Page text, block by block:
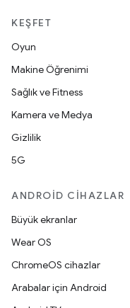
KEŞFET
Oyun
Makine Öğrenimi
Sağlık ve Fitness
Kamera ve Medya
Gizlilik
5G
ANDROID CIHAZLAR
Büyük ekranlar
Wear OS
ChromeOS cihazlar
Arabalar için Android